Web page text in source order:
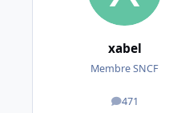
xabel
Membre SNCF
471
messages